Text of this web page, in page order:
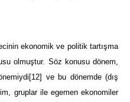
ekonomik ve politik tartışma
olmuştur. Söz konusu dönem,
[12] ve bu dönemde (dış
gruplar ile egemen ekonomiler